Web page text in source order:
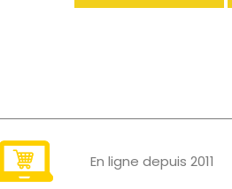
En ligne depuis 2011